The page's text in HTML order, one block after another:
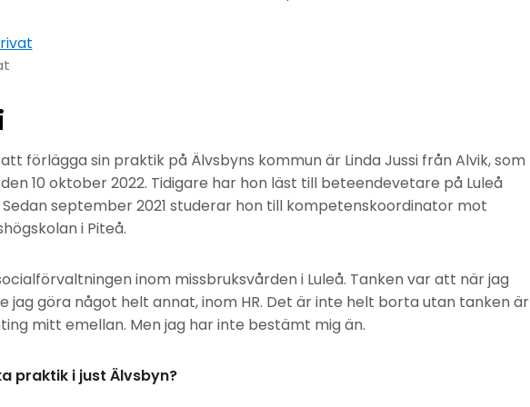
förlägga sin praktik på Älvsbyns kommun är Linda Jussi från Alvik, som
10 oktober 2022. Tidigare har hon läst till beteendevetare på Luleå
september 2021 studerar hon till kompetenskoordinator mot
i Piteå.
inom missbruksvården i Luleå. Tanken var att när jag
jag göra något helt annat, inom HR. Det är inte helt borta utan tanken är
mitt emellan. Men jag har inte bestämt mig än.
praktik i just Älvsbyn?